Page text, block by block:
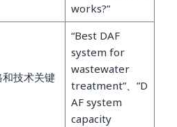
works?”
和技术关键
“Best DAF
system for
wastewater
treatment”、”D
AF system
capacity